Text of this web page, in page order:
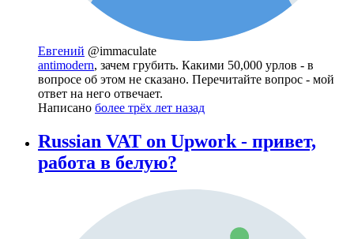
Евгений @immaculate
antimodern, зачем грубить. Какими 50,000 урлов - в
вопросе об этом не сказано. Перечитайте вопрос - мой
ответ на него отвечает.
Написано более трёх лет назад
Russian VAT on Upwork - привет,
работа в белую?